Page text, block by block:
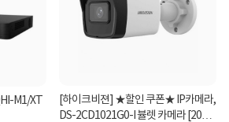
M1/XT
[하이크비젼] ★할인 쿠폰★ IP카메라,
DS-2CD1021G0-I 뷸렛 카메라 [200만